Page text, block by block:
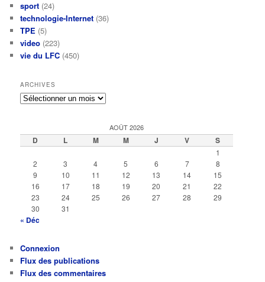
sport (24)
technologie-Internet (36)
TPE (5)
video (223)
vie du LFC (450)
ARCHIVES
Archives
AOÛT 2026
D L M M J V S
1
2
3 4 5 6 7
8
9
10 11 12 13 14
15
16
17 18 19 20 21
22
23
24 25 26 27 28
29
30
31
« Déc
Connexion
Flux des publications
Flux des commentaires